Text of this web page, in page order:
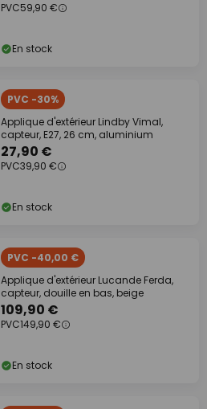
PVC59,90 €
En stock
PVC -30%
Applique d'extérieur Lindby Vimal,
capteur, E27, 26 cm, aluminium
27,90 €
PVC39,90 €
En stock
PVC -40,00 €
Applique d'extérieur Lucande Ferda,
capteur, douille en bas, beige
109,90 €
PVC149,90 €
En stock